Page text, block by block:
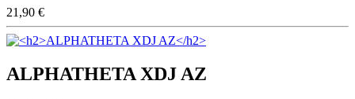
21,90 €
ALPHATHETA XDJ AZ